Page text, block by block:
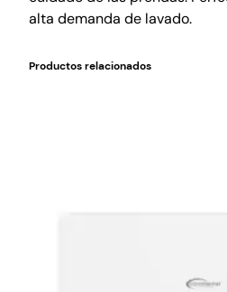
alta demanda de lavado.
Productos relacionados